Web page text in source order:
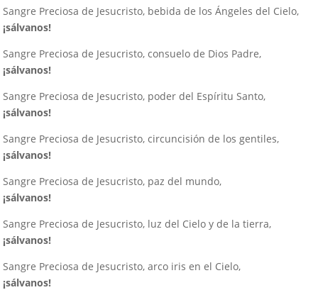
Sangre Preciosa de Jesucristo, bebida de los Ángeles del Cielo,
¡sálvanos!
Sangre Preciosa de Jesucristo, consuelo de Dios Padre,
¡sálvanos!
Sangre Preciosa de Jesucristo, poder del Espíritu Santo,
¡sálvanos!
Sangre Preciosa de Jesucristo, circuncisión de los gentiles,
¡sálvanos!
Sangre Preciosa de Jesucristo, paz del mundo,
¡sálvanos!
Sangre Preciosa de Jesucristo, luz del Cielo y de la tierra,
¡sálvanos!
Sangre Preciosa de Jesucristo, arco iris en el Cielo,
¡sálvanos!